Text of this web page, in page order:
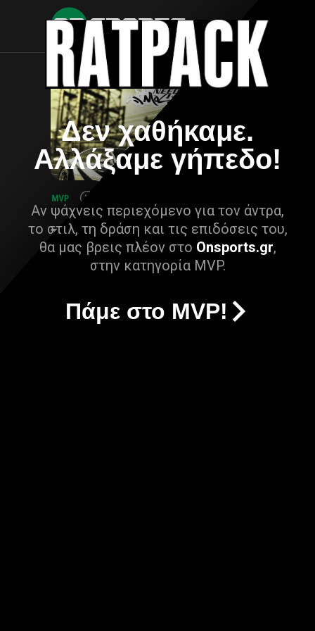
Δεν χαθήκαμε.
Αλλάξαμε γήπεδο!
Αν ψάχνεις περιεχόμενο για τον άντρα,
το στιλ, τη δράση και τις επιδόσεις του,
θα μας βρεις πλέον στο Onsports.gr,
στην κατηγορία MVP.
Πάμε στο MVP!